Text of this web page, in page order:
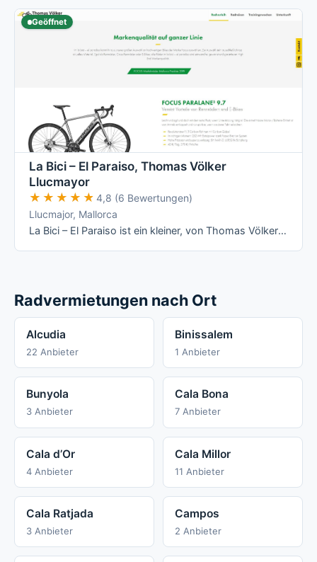
Geöffnet
La Bici – El Paraiso, Thomas Völker
Llucmayor
★★★★★
★★★★★ 4,8 (6 Bewertungen)
Llucmajor, Mallorca
La Bici – El Paraiso ist ein kleiner, von Thomas Völker persönlich geführter Radverleih in Llucmajor mit Fokus auf Focus-Räder (Rennrad, …
Radvermietungen nach Ort
Alcudia
22 Anbieter
Binissalem
1 Anbieter
Bunyola
3 Anbieter
Cala Bona
7 Anbieter
Cala d’Or
4 Anbieter
Cala Millor
11 Anbieter
Cala Ratjada
3 Anbieter
Campos
2 Anbieter